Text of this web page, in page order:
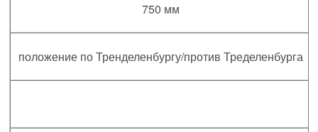
750 мм
положение по Тренделенбургу/против Тределенбурга